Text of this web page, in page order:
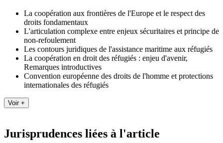
La coopération aux frontières de l'Europe et le respect des
droits fondamentaux
L'articulation complexe entre enjeux sécuritaires et principe de
non-refoulement
Les contours juridiques de l'assistance maritime aux réfugiés
La coopération en droit des réfugiés : enjeu d'avenir,
Remarques introductives
Convention européenne des droits de l'homme et protections
internationales des réfugiés
Jurisprudences liées à l'article